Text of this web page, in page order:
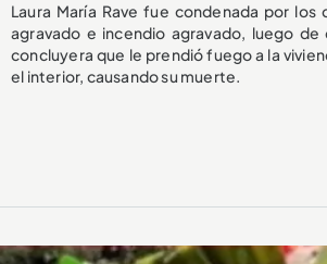
Laura María Rave fue condenada por
agravado e incendio agravado, luego de
concluyera que le prendió fuego a la
el interior, causando su muerte.